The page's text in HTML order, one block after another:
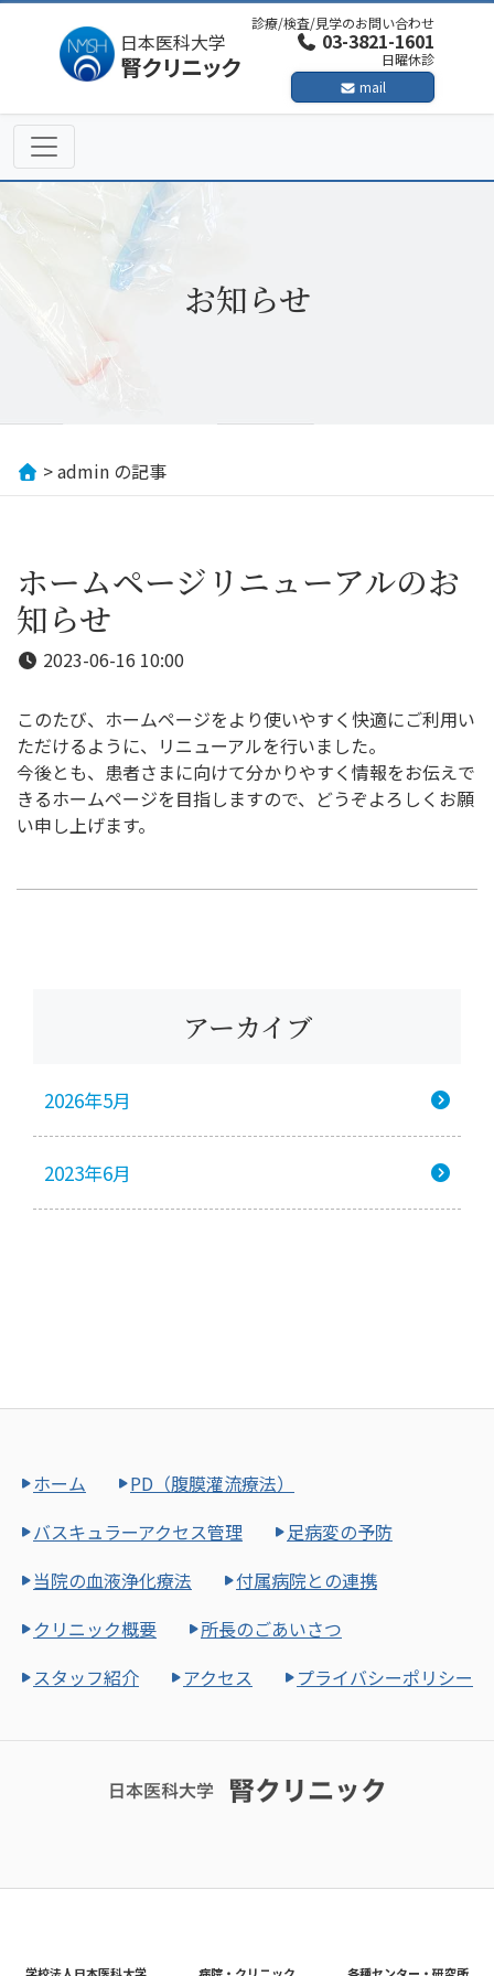
Skip
content
日本医科大学
腎クリニック
診療/検査/見学のお問い合わせ
03-3821-1601
日曜休診
mail
お知らせ
>admin の記事
ホームページリニューアルのお
知らせ
2023-06-16 10:00
このたび、ホームページをより使いやすく快適にご利用い
ただけるように、リニューアルを行いました。
今後とも、患者さまに向けて分かりやすく情報をお伝えで
きるホームページを目指しますので、どうぞよろしくお願
い申し上げます。
アーカイブ
2026年5月
2023年6月
ホーム
PD（腹膜灌流療法）
バスキュラーアクセス管理
足病変の予防
当院の血液浄化療法
付属病院との連携
クリニック概要
所長のごあいさつ
スタッフ紹介
アクセス プライバシーポリシー
学校法人日本医科大学 病院・クリニック 各種センター・研究所